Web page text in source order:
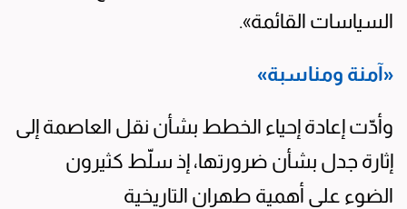
السياسات القائمة».
«آمنة ومناسبة»
وأدّت إعادة إحياء الخطط بشأن نقل العاصمة إلى
إثارة جدل بشأن ضرورتها، إذ سلّط كثيرون
الضوء على أهمية طهران التاريخية